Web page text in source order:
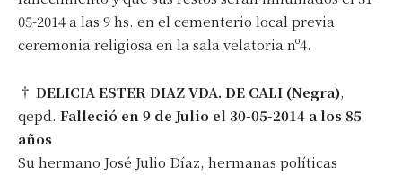
05-2014 a las 9 hs. en el cementerio local previa
ceremonia religiosa en la sala velatoria nº4.
† DELICIA ESTER DIAZ VDA. DE CALI (Negra),
qepd. Falleció en 9 de Julio el 30-05-2014 a los 85
años
Su hermano José Julio Díaz, hermanas políticas